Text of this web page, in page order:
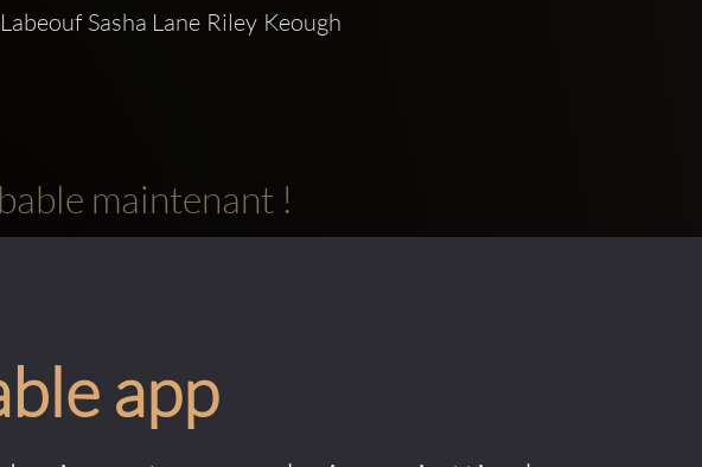
Sasha Lane Riley Keough
maintenant !
app